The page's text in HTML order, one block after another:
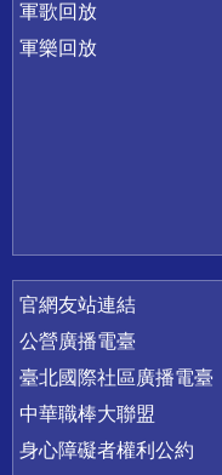
軍歌回放
軍樂回放
官網友站連結
公營廣播電臺
臺北國際社區廣播電臺
中華職棒大聯盟
身心障礙者權利公約